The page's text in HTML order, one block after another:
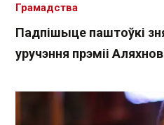
Падпішыце паштоўкі
уручэння прэміі
Грамадства